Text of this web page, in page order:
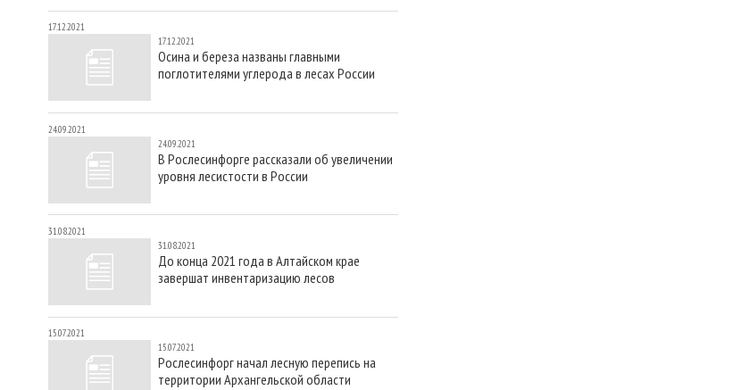
17.12.2021
17.12.2021
Осина и береза названы главными
поглотителями углерода в лесах России
24.09.2021
24.09.2021
В Рослесинфорге рассказали об увеличении
уровня лесистости в России
31.08.2021
31.08.2021
До конца 2021 года в Алтайском крае
завершат инвентаризацию лесов
15.07.2021
15.07.2021
Рослесинфорг начал лесную перепись на
территории Архангельской области